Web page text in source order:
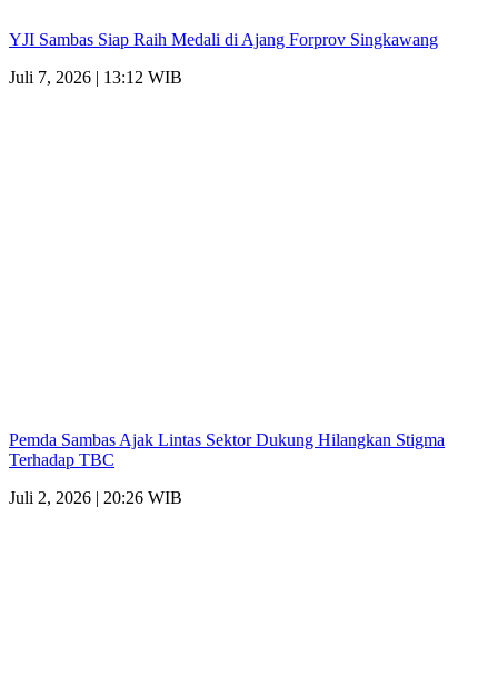
YJI Sambas Siap Raih Medali di Ajang Forprov Singkawang
Juli 7, 2026 | 13:12 WIB
Pemda Sambas Ajak Lintas Sektor Dukung Hilangkan Stigma
Terhadap TBC
Juli 2, 2026 | 20:26 WIB